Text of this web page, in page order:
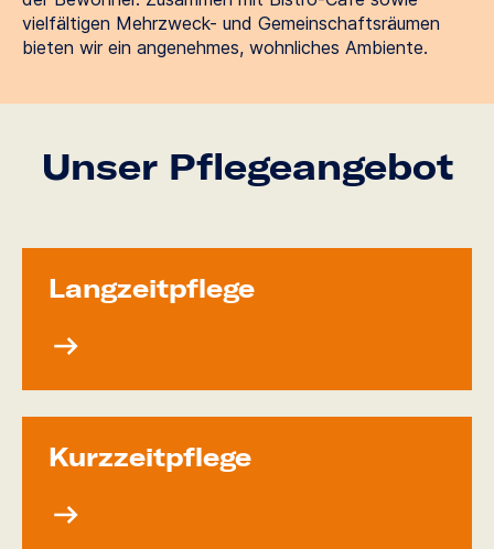
vielfältigen Mehrzweck- und Gemeinschaftsräumen
bieten wir ein angenehmes, wohnliches Ambiente.
Unser Pflegeangebot
Langzeit­pflege
Kurzzeit­pflege